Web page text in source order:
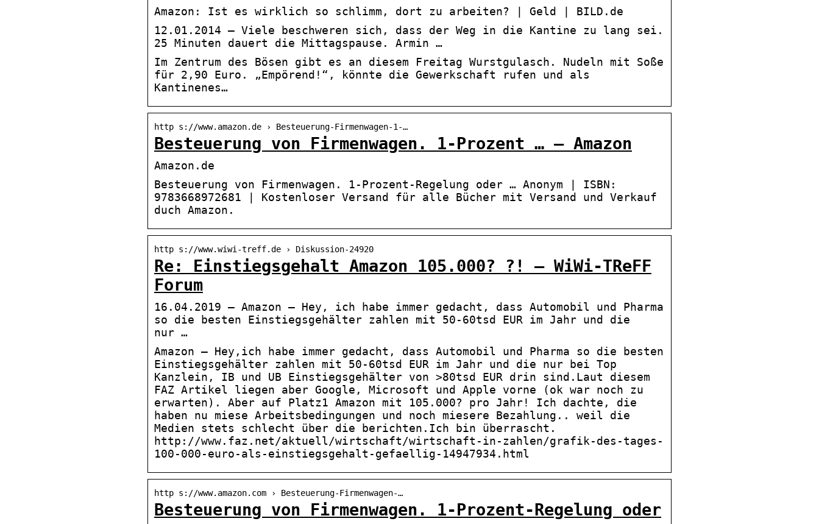
Amazon: Ist es wirklich so schlimm, dort zu arbeiten? | Geld | BILD.de
12.01.2014 — Viele beschweren sich, dass der Weg in die Kantine zu lang sei.
25 Minuten dauert die Mittagspause. Armin …
Im Zentrum des Bösen gibt es an diesem Freitag Wurstgulasch. Nudeln mit Soße
für 2,90 Euro. „Empörend!“, könnte die Gewerkschaft rufen und als
Kantinenes…
http s://www.amazon.de › Besteuerung-Firmenwagen-1-…
Besteuerung von Firmenwagen. 1-Prozent … – Amazon
Amazon.de
Besteuerung von Firmenwagen. 1-Prozent-Regelung oder … Anonym | ISBN:
9783668972681 | Kostenloser Versand für alle Bücher mit Versand und Verkauf
duch Amazon.
http s://www.wiwi-treff.de › Diskussion-24920
Re: Einstiegsgehalt Amazon 105.000? ?! – WiWi-TReFF
Forum
16.04.2019 — Amazon – Hey, ich habe immer gedacht, dass Automobil und Pharma
so die besten Einstiegsgehälter zahlen mit 50-60tsd EUR im Jahr und die
nur …
Amazon – Hey,ich habe immer gedacht, dass Automobil und Pharma so die besten
Einstiegsgehälter zahlen mit 50-60tsd EUR im Jahr und die nur bei Top
Kanzlein, IB und UB Einstiegsgehälter von >80tsd EUR drin sind.Laut diesem
FAZ Artikel liegen aber Google, Microsoft und Apple vorne (ok war noch zu
erwarten). Aber auf Platz1 Amazon mit 105.000? pro Jahr! Ich dachte, die
haben nu miese Arbeitsbedingungen und noch miesere Bezahlung.. weil die
Medien stets schlecht über die berichten.Ich bin überrascht.
http://www.faz.net/aktuell/wirtschaft/wirtschaft-in-zahlen/grafik-des-tages-
100-000-euro-als-einstiegsgehalt-gefaellig-14947934.html
http s://www.amazon.com › Besteuerung-Firmenwagen-…
Besteuerung von Firmenwagen. 1-Prozent-Regelung oder